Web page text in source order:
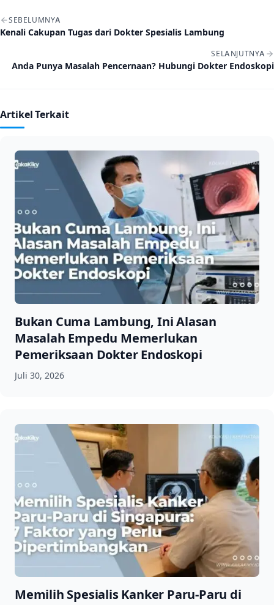
Navigasi artikel
SEBELUMNYA
Kenali Cakupan Tugas dari Dokter Spesialis Lambung
SELANJUTNYA
Anda Punya Masalah Pencernaan? Hubungi Dokter Endoskopi
Artikel Terkait
Bukan Cuma Lambung, Ini Alasan
Masalah Empedu Memerlukan
Pemeriksaan Dokter Endoskopi
Juli 30, 2026
Memilih Spesialis Kanker Paru-Paru di